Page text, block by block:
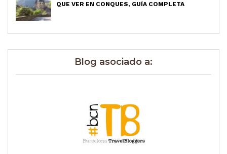
QUE VER EN CONQUES, GUÍA COMPLETA
Blog asociado a: